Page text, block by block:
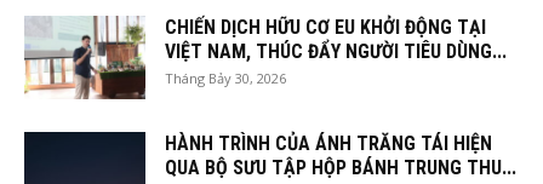
CHIẾN DỊCH HỮU CƠ EU KHỞI ĐỘNG TẠI
VIỆT NAM, THÚC ĐẨY NGƯỜI TIÊU DÙNG...
Tháng Bảy 30, 2026
HÀNH TRÌNH CỦA ÁNH TRĂNG TÁI HIỆN
QUA BỘ SƯU TẬP HỘP BÁNH TRUNG THU...